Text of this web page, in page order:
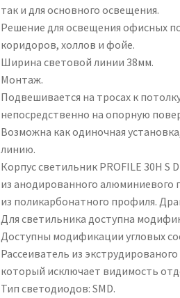
так и для основного освещения.
Решение для освещения офисных
коридоров, холлов и фойе.
Ширина световой линии 38мм.
Монтаж.
Подвешивается на тросах к
непосредственно на опорную
Возможна как одиночная
линию.
Корпус светильник PROFILE 30H S
из анодированного алюминиевого
из поликарбонатного профиля.
Для светильника доступна
Доступны модификации угловых
Рассеиватель из
который исключает видимость
Тип светодиодов: SMD.